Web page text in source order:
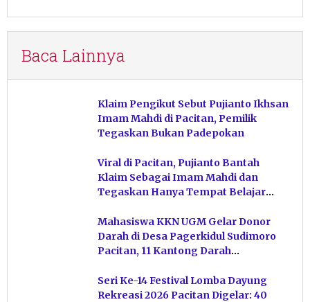
Baca Lainnya
Klaim Pengikut Sebut Pujianto Ikhsan
Imam Mahdi di Pacitan, Pemilik
Tegaskan Bukan Padepokan
Viral di Pacitan, Pujianto Bantah
Klaim Sebagai Imam Mahdi dan
Tegaskan Hanya Tempat Belajar
Mahasiswa KKN UGM Gelar Donor
Darah di Desa Pagerkidul Sudimoro
Pacitan, 11 Kantong Darah
Seri Ke-14 Festival Lomba Dayung
Rekreasi 2026 Pacitan Digelar: 40